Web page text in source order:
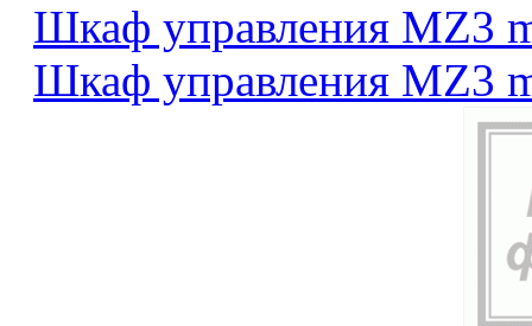
Шкаф управления MZ3
Шкаф управления MZ3